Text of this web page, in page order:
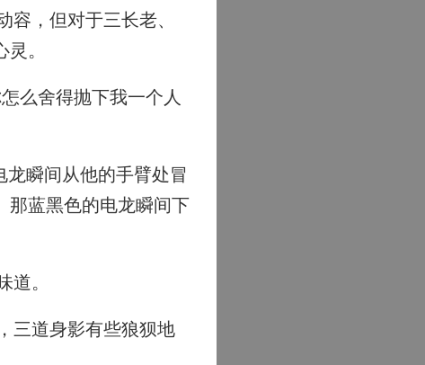
，但对于三长老、
。
么舍得抛下我一个人
瞬间从他的手臂处冒
那蓝黑色的电龙瞬间下
。
三道身影有些狼狈地